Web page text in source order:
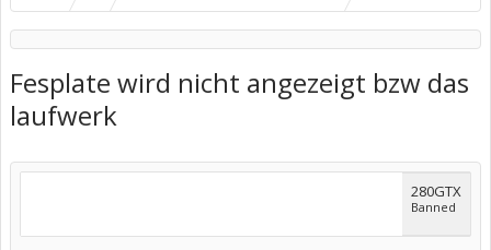
Fesplate wird nicht angezeigt bzw das
laufwerk
280GTX
Banned